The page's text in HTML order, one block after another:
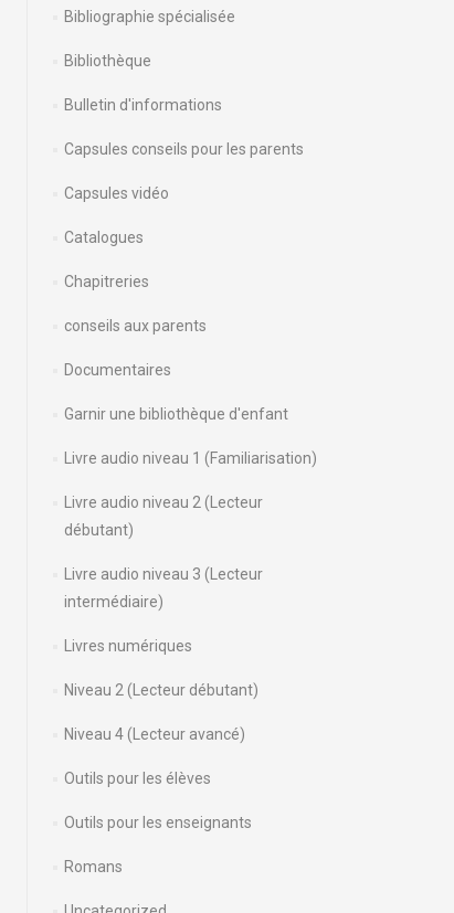
Bibliographie spécialisée
Bibliothèque
Bulletin d'informations
Capsules conseils pour les parents
Capsules vidéo
Catalogues
Chapitreries
conseils aux parents
Documentaires
Garnir une bibliothèque d'enfant
Livre audio niveau 1 (Familiarisation)
Livre audio niveau 2 (Lecteur
débutant)
Livre audio niveau 3 (Lecteur
intermédiaire)
Livres numériques
Niveau 2 (Lecteur débutant)
Niveau 4 (Lecteur avancé)
Outils pour les élèves
Outils pour les enseignants
Romans